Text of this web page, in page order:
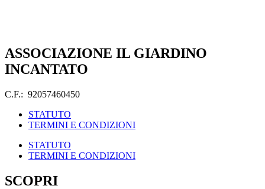
ASSOCIAZIONE IL GIARDINO
INCANTATO
C.F.: 92057460450
STATUTO
TERMINI E CONDIZIONI
STATUTO
TERMINI E CONDIZIONI
SCOPRI